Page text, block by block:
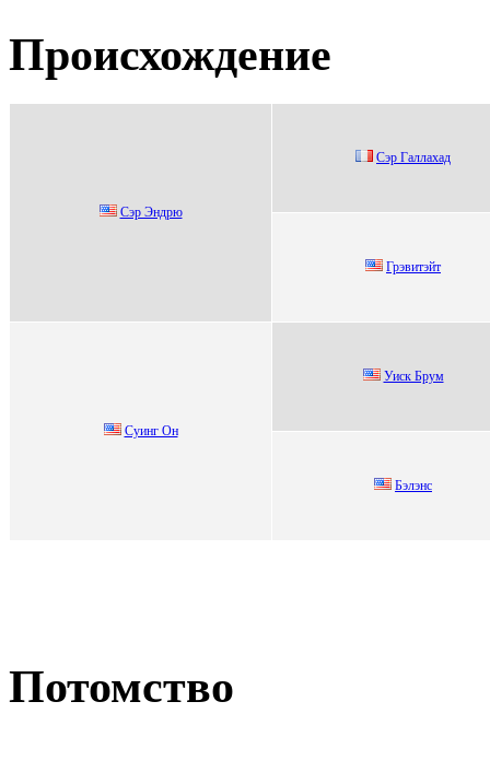
Происхождение
Cэр Эндрю
Cэр Гaллaхaд
Грэвитэйт
Cуинг Oн
Уиcк Брум
Бэлэнс
Потомство